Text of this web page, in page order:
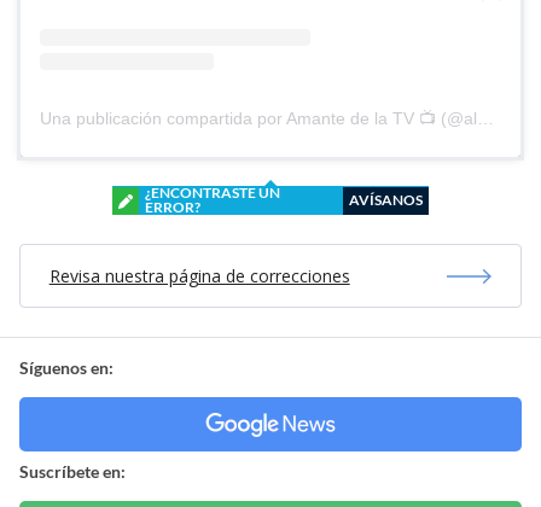
Una publicación compartida por Amante de la TV 📺 (@alguien_te_observa)
¿ENCONTRASTE UN
ERROR?
AVÍSANOS
Revisa nuestra página de correcciones
Síguenos en:
Suscríbete en: